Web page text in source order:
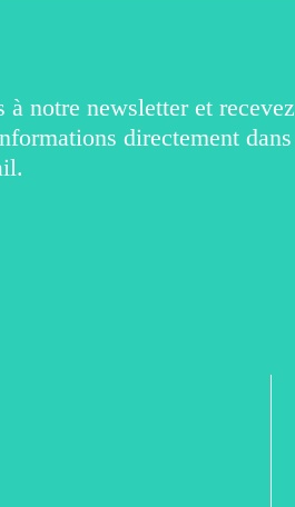
à notre newsletter et recevez
directement dans